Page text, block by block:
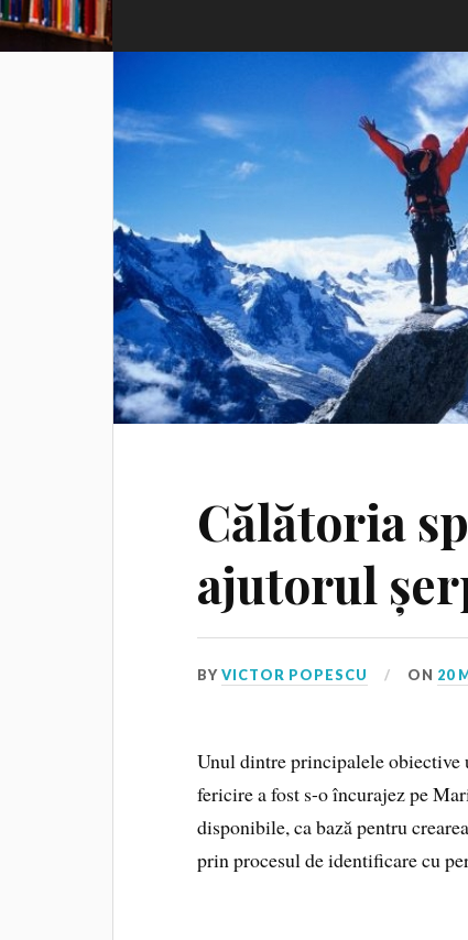
Călătoria
ajutorul
BYVICTOR POPESCU ON 20
Unul dintre principalele obiective
fericire a fost s-o încurajez pe
disponibile, ca bază pentru
prin procesul de identificare cu